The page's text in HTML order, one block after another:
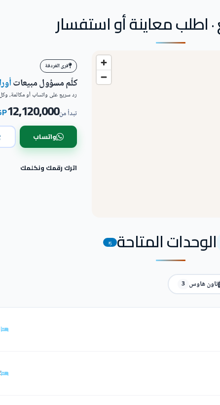
اطلب معاينة أو استفسار
قرى الغردقة
كلّم مسؤول مبيعات
رد سريع على واتساب أو مكالمة،
تبدأ من12,120,000
واتساب
اترك رقمك ونكلمك
الوحدات المتاحة 15
تاون هاوس 3